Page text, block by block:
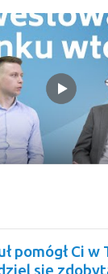
pomógł Ci w
się